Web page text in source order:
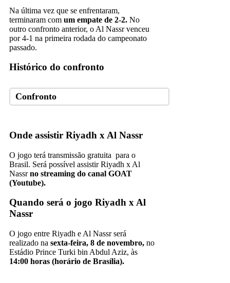
Na última vez que se enfrentaram,
terminaram com um empate de 2-2. No
outro confronto anterior, o Al Nassr venceu
por 4-1 na primeira rodada do campeonato
passado.
Histórico do confronto
Confronto
Onde assistir Riyadh x Al Nassr
O jogo terá transmissão gratuita para o
Brasil. Será possível assistir Riyadh x Al
Nassrno streaming do canal GOAT
(Youtube).
Quando será o jogo Riyadh x Al
Nassr
O jogo entre Riyadh e Al Nassr será
realizado na sexta-feira, 8 de novembro, no
Estádio Prince Turki bin Abdul Aziz, às
14:00 horas (horário de Brasília).